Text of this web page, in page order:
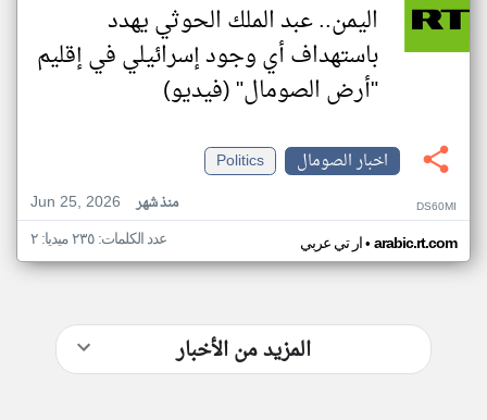
اليمن.. عبد الملك الحوثي يهدد
باستهداف أي وجود إسرائيلي في إقليم
"أرض الصومال" (فيديو)
اخبار الصومال
Politics
Jun 25, 2026
منذ شهر DS60MI
ار تي عربي• arabic.rt.com عدد الكلمات: ٢٣٥ ميديا: ٢
المزيد من الأخبار